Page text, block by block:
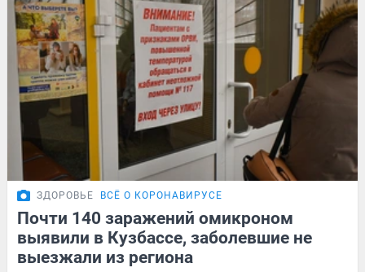
ЗДОРОВЬЕ ВСЁ О КОРОНАВИРУСЕ
Почти 140 заражений омикроном
выявили в Кузбассе, заболевшие не
выезжали из региона